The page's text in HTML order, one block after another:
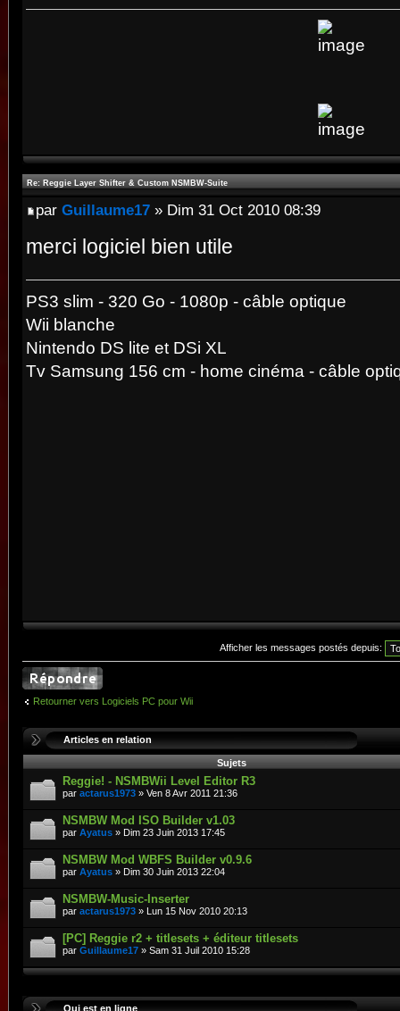
Re: Reggie Layer Shifter & Custom NSMBW-Suite
par Guillaume17 » Dim 31 Oct 2010 08:39
merci logiciel bien utile
PS3 slim - 320 Go - 1080p - câble optique
Wii blanche
Nintendo DS lite et DSi XL
Tv Samsung 156 cm - home cinéma - câble
Afficher les messages postés depuis:
Retourner vers Logiciels PC pour Wii
Articles en relation
Sujets
Reggie! - NSMBWii Level Editor R3
par actarus1973 » Ven 8 Avr 2011 21:36
NSMBW Mod ISO Builder v1.03
par Ayatus » Dim 23 Juin 2013 17:45
NSMBW Mod WBFS Builder v0.9.6
par Ayatus » Dim 30 Juin 2013 22:04
NSMBW-Music-Inserter
par actarus1973 » Lun 15 Nov 2010 20:13
[PC] Reggie r2 + titlesets + éditeur titlesets
par Guillaume17 » Sam 31 Juil 2010 15:28
Qui est en ligne